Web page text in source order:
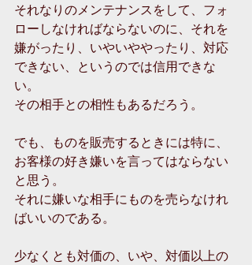
それなりのメンテナンスをして、フォ
ローしなければならないのに、それを
嫌がったり、いやいややったり、対応
できない、というのでは信用できな
い。
その相手との相性もあるだろう。
でも、ものを販売するときには特に、
お客様の好き嫌いを言ってはならない
と思う。
それに嫌いな相手にものを売らなけれ
ばいいのである。
少なくとも対価の、いや、対価以上の